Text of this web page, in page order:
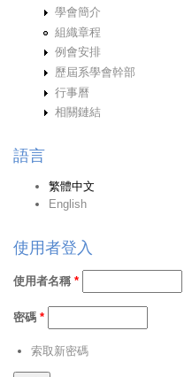
學會簡介
組織章程
例會安排
歷屆系學會幹部
行事曆
相關鏈結
語言
繁體中文
English
使用者登入
使用者名稱 *
密碼 *
索取新密碼